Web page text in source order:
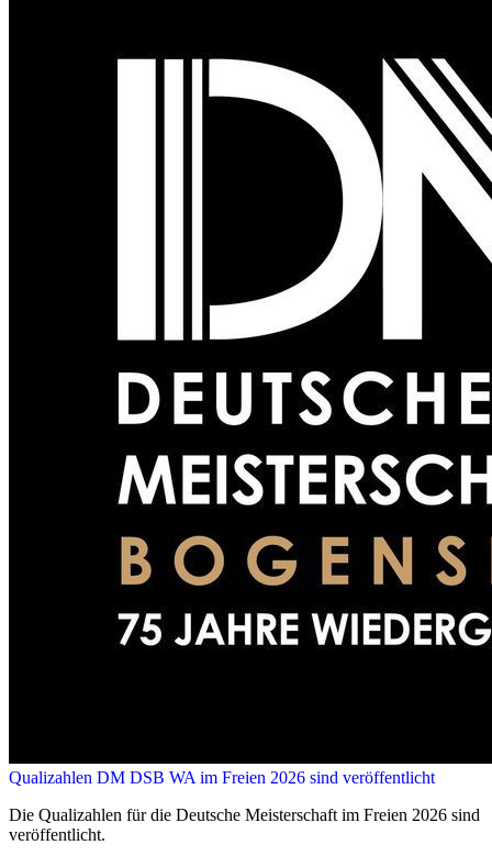
Qualizahlen DM DSB WA im Freien 2026 sind veröffentlicht
Die Qualizahlen für die Deutsche Meisterschaft im Freien 2026 sind
veröffentlicht.